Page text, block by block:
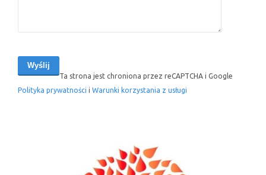
Ta strona jest chroniona przez reCAPTCHA i Google
Polityka prywatności i Warunki korzystania z usługi